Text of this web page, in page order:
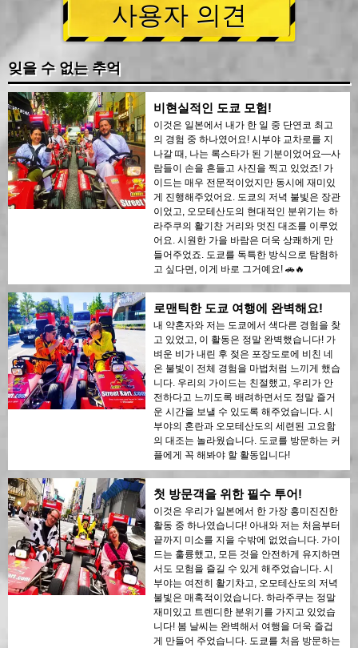
사용자 의견
잊을 수 없는 추억
비현실적인 도쿄 모험!
이것은 일본에서 내가 한 일 중 단연코 최고
의 경험 중 하나였어요! 시부야 교차로를 지
나갈 때, 나는 록스타가 된 기분이었어요—사
람들이 손을 흔들고 사진을 찍고 있었죠! 가
이드는 매우 전문적이었지만 동시에 재미있
게 진행해주었어요. 도쿄의 저녁 불빛은 장관
이었고, 오모테산도의 현대적인 분위기는 하
라주쿠의 활기찬 거리와 멋진 대조를 이루었
어요. 시원한 가을 바람은 더욱 상쾌하게 만
들어주었죠. 도쿄를 독특한 방식으로 탐험하
고 싶다면, 이게 바로 그거예요! 🚗🔥
로맨틱한 도쿄 여행에 완벽해요!
내 약혼자와 저는 도쿄에서 색다른 경험을 찾
고 있었고, 이 활동은 정말 완벽했습니다! 가
벼운 비가 내린 후 젖은 포장도로에 비친 네
온 불빛이 전체 경험을 마법처럼 느끼게 했습
니다. 우리의 가이드는 친절했고, 우리가 안
전하다고 느끼도록 배려하면서도 정말 즐거
운 시간을 보낼 수 있도록 해주었습니다. 시
부야의 혼란과 오모테산도의 세련된 고요함
의 대조는 놀라웠습니다. 도쿄를 방문하는 커
플에게 꼭 해봐야 할 활동입니다!
첫 방문객을 위한 필수 투어!
이것은 우리가 일본에서 한 가장 흥미진진한
활동 중 하나였습니다! 아내와 저는 처음부터
끝까지 미소를 지을 수밖에 없었습니다. 가이
드는 훌륭했고, 모든 것을 안전하게 유지하면
서도 모험을 즐길 수 있게 해주었습니다. 시
부야는 여전히 활기차고, 오모테산도의 저녁
불빛은 매혹적이었습니다. 하라주쿠는 정말
재미있고 트렌디한 분위기를 가지고 있었습
니다! 봄 날씨는 완벽해서 여행을 더욱 즐겁
게 만들어 주었습니다. 도쿄를 처음 방문하는